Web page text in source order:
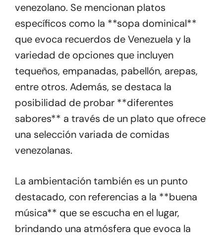
venezolano. Se mencionan platos
específicos como la **sopa dominical**
que evoca recuerdos de Venezuela y la
variedad de opciones que incluyen
tequeños, empanadas, pabellón, arepas,
entre otros. Además, se destaca la
posibilidad de probar **diferentes
sabores** a través de un plato que ofrece
una selección variada de comidas
venezolanas.
La ambientación también es un punto
destacado, con referencias a la **buena
música** que se escucha en el lugar,
brindando una atmósfera que evoca la